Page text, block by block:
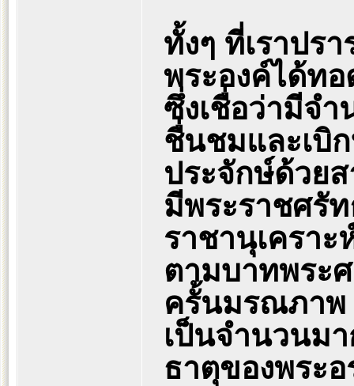
ทั้งๆ ที่เราปร
พระองค์ได้ท
ซึ่งเชื่อว่ามีจ
ชื่นชมและเบิ
ประจักษ์ด้วย
มีพระราชศรั
ราชานุเครา
ตามบาทพระ
ครั้นมรณภาพ
เป็นจำนวนม
ธาตุของพระ